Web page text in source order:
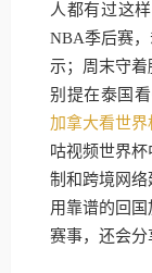
人都有过这
NBA季后赛
示；周末守
别提在泰国
加拿大看世
咕视频世界
制和跨境网
用靠谱的回
赛事，还会分